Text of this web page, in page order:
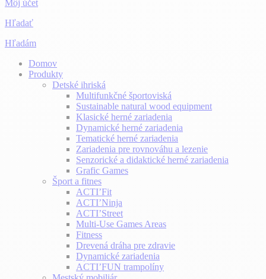
Môj účet
Hľadať
Hľadám
Domov
Produkty
Detské ihriská
Multifunkčné športoviská
Sustainable natural wood equipment
Klasické herné zariadenia
Dynamické herné zariadenia
Tematické herné zariadenia
Zariadenia pre rovnováhu a lezenie
Senzorické a didaktické herné zariadenia
Grafic Games
Šport a fitnes
ACTI’Fit
ACTI’Ninja
ACTI’Street
Multi-Use Games Areas
Fitness
Drevená dráha pre zdravie
Dynamické zariadenia
ACTI’FUN trampolíny